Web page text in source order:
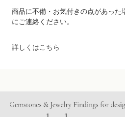
商品に不備・お気付きの点があった
にご連絡ください。
詳しくはこちら